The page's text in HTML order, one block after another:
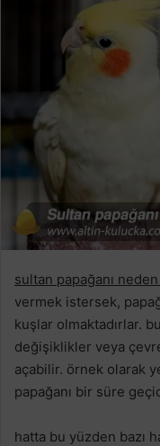
sultan papağanı
vermek istersek,
kuşlar olmaktadırlar.
değişiklikler veya
açabilir. örnek olarak
papağanı bir süre
hatta bu yüzden bazı